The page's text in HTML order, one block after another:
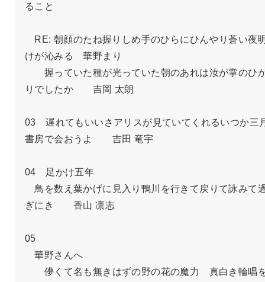
ること
RE: 朝顔のたね握りしめ手のひらにひんやり蒼い夜
けが沁みる　華野まり
握っていた種が光っていた朝のあれは汝が掌のひ
りでしたか　　吉岡 太朗
03　遅れてもいいさアリスが見ていてくれるいつか三
書房で会おうよ　　吉田 竜宇
04　足かけ五年
鳥を数え葉かげに見入り鴨川を行きて戻りて詠みて
ぎにき　　香山 凛志
05
華野さんへ
儚くて名も無きはずの野の花の魔力　真白き輪唱